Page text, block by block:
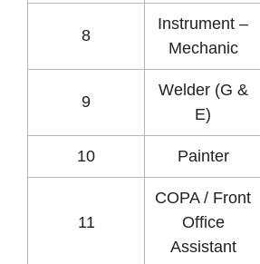
8
Instrument –
Mechanic
9
Welder (G &
E)
10 Painter
11
COPA / Front
Office
Assistant